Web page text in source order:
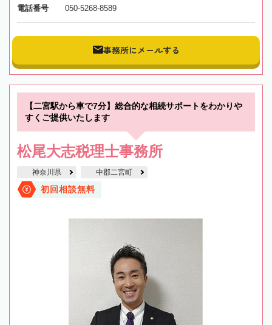
電話番号 050-5268-8589
事務所にメールする
【二宮駅から車で7分】総合的な相続サポートをわかりや
すくご提供いたします
松尾大志税理士事務所
神奈川県 中郡二宮町
初回相談無料